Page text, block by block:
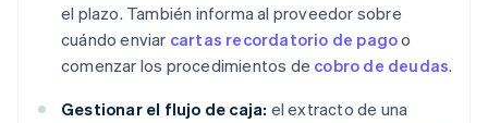
el plazo. También informa al proveedor sobre
cuándo enviar cartas recordatorio de pagoo
comenzar los procedimientos de cobro de deudas.
Gestionar el flujo de caja: el extracto de una